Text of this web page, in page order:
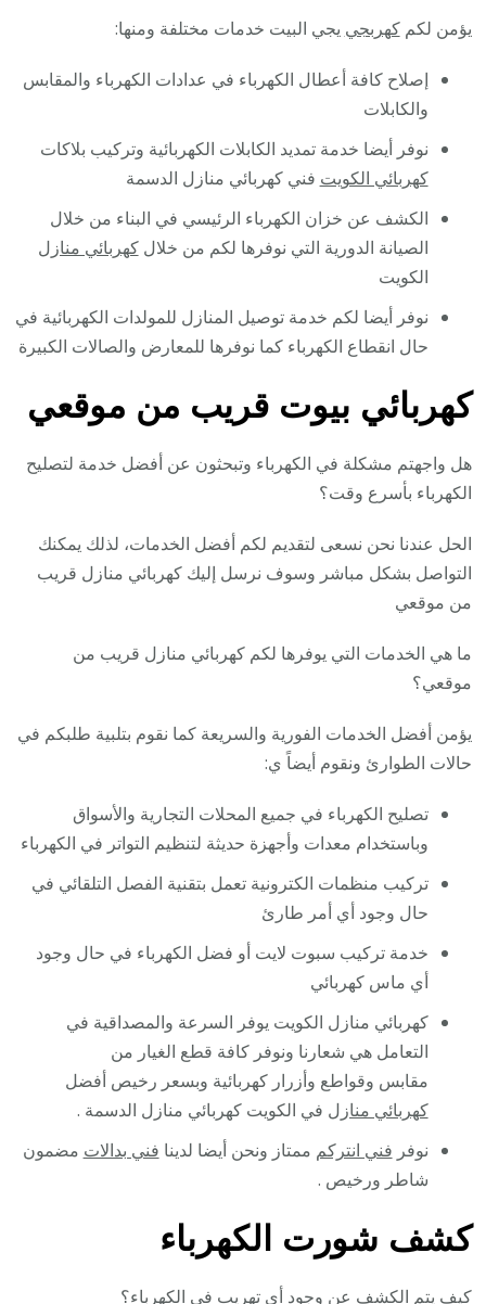
يؤمن لكمكهربجي يجي البيت خدمات مختلفة ومنها:
إصلاح كافة أعطال الكهرباء في عدادات الكهرباء والمقابس
والكابلات
نوفر أيضا خدمة تمديد الكابلات الكهربائية وتركيب بلاكات
كهربائي الكويت فني كهربائي منازل الدسمة
الكشف عن خزان الكهرباء الرئيسي في البناء من خلال
الصيانة الدورية التي نوفرها لكم من خلالكهربائي منازل
الكويت
نوفر أيضا لكم خدمة توصيل المنازل للمولدات الكهربائية في
حال انقطاع الكهرباء كما نوفرها للمعارض والصالات الكبيرة
كهربائي بيوت قريب من موقعي
هل واجهتم مشكلة في الكهرباء وتبحثون عن أفضل خدمة لتصليح
الكهرباء بأسرع وقت؟
الحل عندنا نحن نسعى لتقديم لكم أفضل الخدمات، لذلك يمكنك
التواصل بشكل مباشر وسوف نرسل إليك كهربائي منازل قريب
من موقعي
ما هي الخدمات التي يوفرها لكم كهربائي منازل قريب من
موقعي؟
يؤمن أفضل الخدمات الفورية والسريعة كما نقوم بتلبية طلبكم في
حالات الطوارئ ونقوم أيضاً ي:
تصليح الكهرباء في جميع المحلات التجارية والأسواق
وباستخدام معدات وأجهزة حديثة لتنظيم التواتر في الكهرباء
تركيب منظمات الكترونية تعمل بتقنية الفصل التلقائي في
حال وجود أي أمر طارئ
خدمة تركيب سبوت لايت أو فضل الكهرباء في حال وجود
أي ماس كهربائي
كهربائي منازل الكويت يوفر السرعة والمصداقية في
التعامل هي شعارنا ونوفر كافة قطع الغيار من
مقابس وقواطع وأزرار كهربائية وبسعر رخيص أفضل
كهربائي منازل في الكويت كهربائي منازل الدسمة .
نوفر فني انتركم ممتاز ونحن أيضا لدينا فني بدالات مضمون
شاطر ورخيص .
كشف شورت الكهرباء
كيف يتم الكشف عن وجود أي تهريب في الكهرباء؟